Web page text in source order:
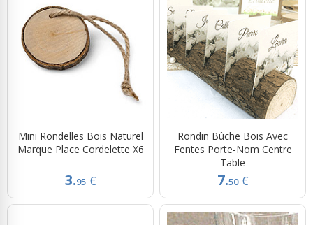
Mini Rondelles Bois Naturel
Marque Place Cordelette X6
3.95 €
Rondin Bûche Bois Avec
Fentes Porte-Nom Centre
Table
7.50 €